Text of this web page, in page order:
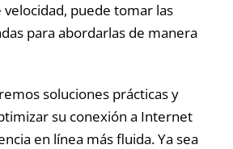
puede tomar las
para abordarlas de manera
soluciones prácticas y
su conexión a Internet
en línea más fluida. Ya sea